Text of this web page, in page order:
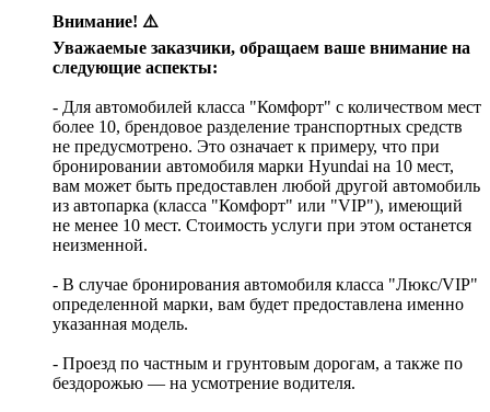
Внимание! ⚠️
Уважаемые заказчики, обращаем ваше внимание на
следующие аспекты:
- Для автомобилей класса "Комфорт" с количеством мест
более 10, брендовое разделение транспортных средств
не предусмотрено. Это означает к примеру, что при
бронировании автомобиля марки Hyundai на 10 мест,
вам может быть предоставлен любой другой автомобиль
из автопарка (класса "Комфорт" или "VIP"), имеющий
не менее 10 мест. Стоимость услуги при этом останется
неизменной.
- В случае бронирования автомобиля класса "Люкс/VIP"
определенной марки, вам будет предоставлена именно
указанная модель.
- Проезд по частным и грунтовым дорогам, а также по
бездорожью — на усмотрение водителя.